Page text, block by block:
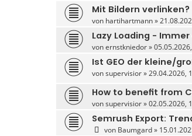
Mit Bildern verlinken?
von hartihartmann»
Lazy Loading -
vonernstkniedor»
Ist GEO der kleine/
vonsupervisior» 29.04.2026,
How to benefit from
vonsupervisior» 02.05.2026,
Semrush Export:
von Baumgard»